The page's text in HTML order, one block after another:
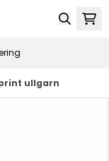
ullgarn